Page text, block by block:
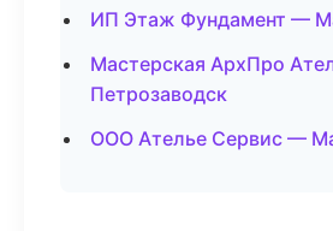
ИП Этаж Фундамент —
Мастерская АрхПро
Петрозаводск
ООО Ателье Сервис —